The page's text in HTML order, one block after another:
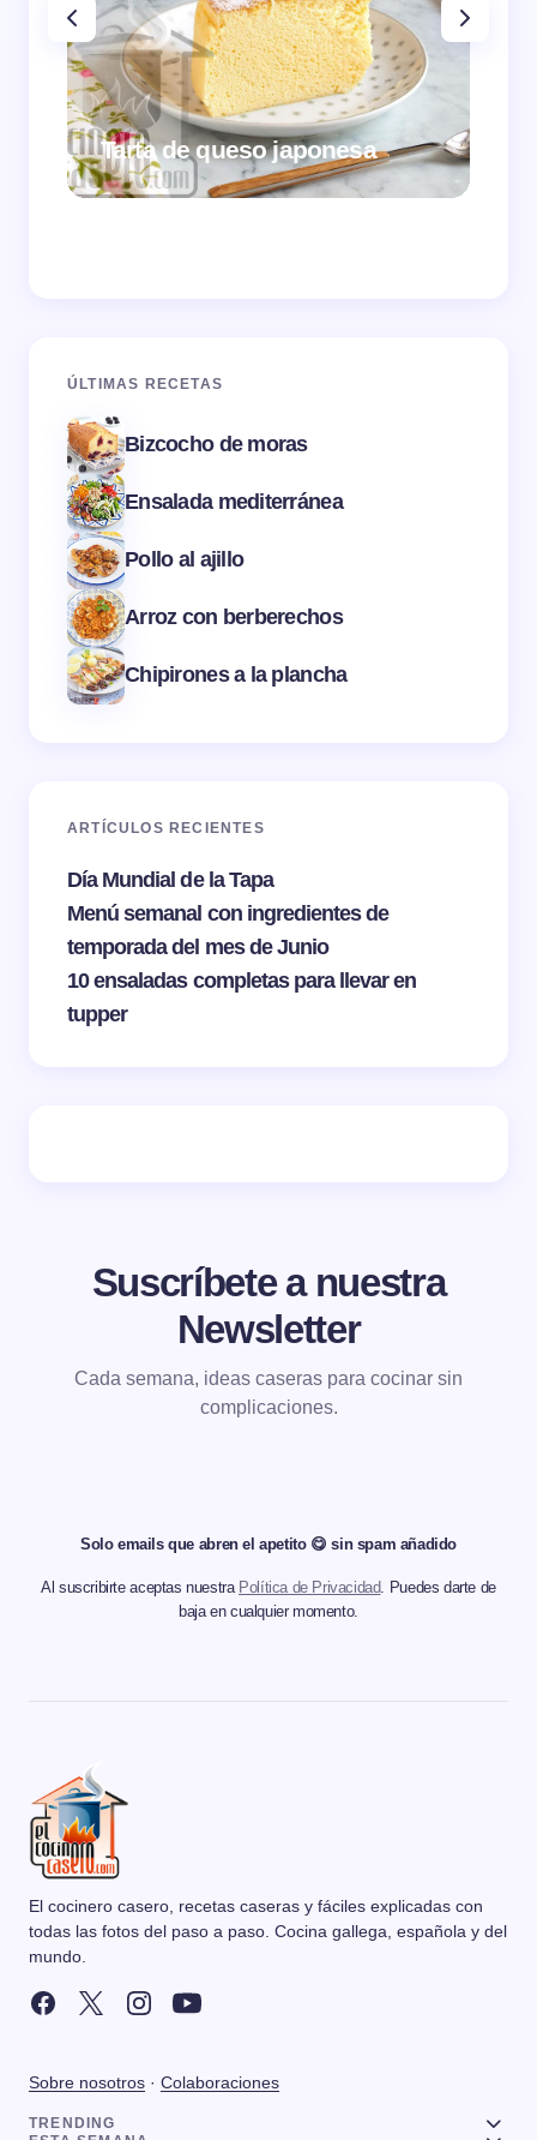
Tarta de queso japonesa
ÚLTIMAS RECETAS
Bizcocho de moras
Ensalada mediterránea
Pollo al ajillo
Arroz con berberechos
Chipirones a la plancha
ARTÍCULOS RECIENTES
Día Mundial de la Tapa
Menú semanal con ingredientes de
temporada del mes de Junio
10 ensaladas completas para llevar en
tupper
Suscríbete a nuestra
Newsletter
Cada semana, ideas caseras para cocinar sin
complicaciones.
Solo emails que abren el apetito 😋 sin spam añadido
Al suscribirte aceptas nuestra Política de Privacidad. Puedes darte de
baja en cualquier momento.
El cocinero casero, recetas caseras y fáciles explicadas con
todas las fotos del paso a paso. Cocina gallega, española y del
mundo.
Sobre nosotros · Colaboraciones
TRENDING